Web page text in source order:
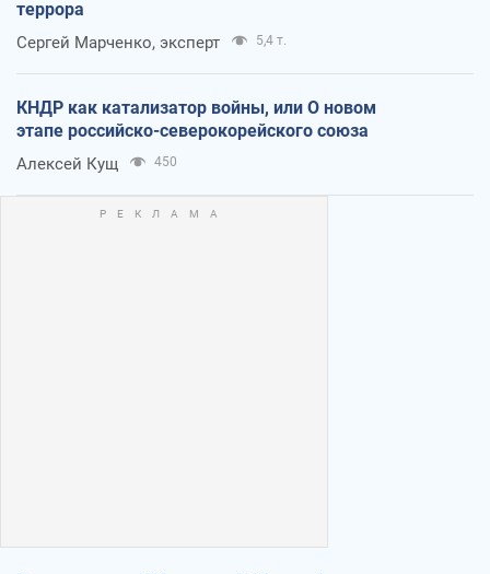
террора
Сергей Марченко, эксперт 5,4 т.
КНДР как катализатор войны, или О новом
этапе российско-северокорейского союза
Алексей Кущ 450